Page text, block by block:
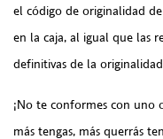
el código de originalidad
en la caja, al igual que las
definitivas de la
¡No te conformes con uno
más tengas, más querrás